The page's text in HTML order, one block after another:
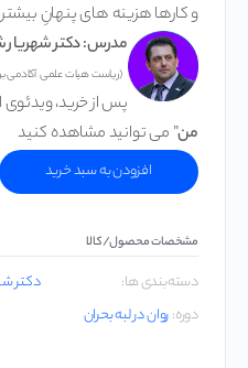
و کارها هزینه های پنهانِ
مدرس: دکتر
(ریاست هیات علمی آکادمی
پس از خرید، ویدئوی
من” می توانید مشاهده کنید
افزودن به سبد خرید
مشخصات محصول/کالا
دسته‌بندی ‌ها: دکتر
دوره:روان در لبه بحران